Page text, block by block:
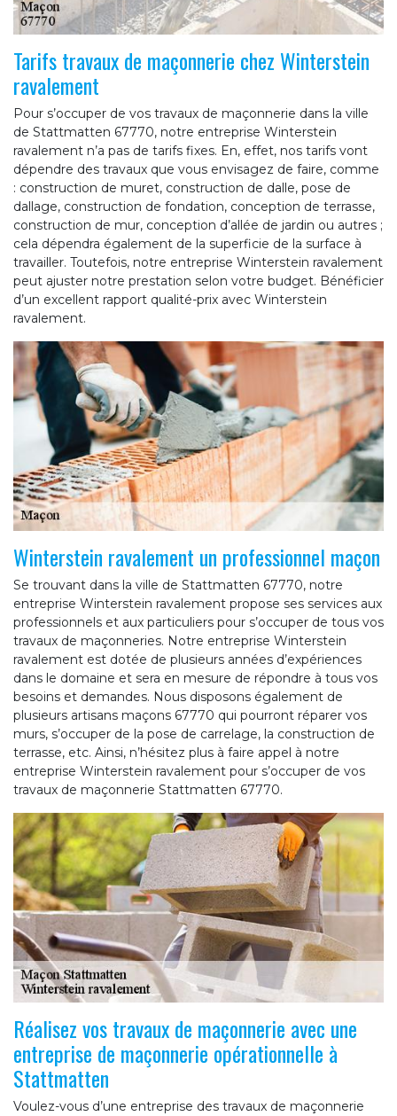
Tarifs travaux de maçonnerie chez Winterstein
ravalement
Pour s’occuper de vos travaux de maçonnerie dans la ville
de Stattmatten 67770, notre entreprise Winterstein
ravalement n’a pas de tarifs fixes. En, effet, nos tarifs vont
dépendre des travaux que vous envisagez de faire, comme
: construction de muret, construction de dalle, pose de
dallage, construction de fondation, conception de terrasse,
construction de mur, conception d’allée de jardin ou autres ;
cela dépendra également de la superficie de la surface à
travailler. Toutefois, notre entreprise Winterstein ravalement
peut ajuster notre prestation selon votre budget. Bénéficier
d’un excellent rapport qualité-prix avec Winterstein
ravalement.
Winterstein ravalement un professionnel maçon
Se trouvant dans la ville de Stattmatten 67770, notre
entreprise Winterstein ravalement propose ses services aux
professionnels et aux particuliers pour s’occuper de tous vos
travaux de maçonneries. Notre entreprise Winterstein
ravalement est dotée de plusieurs années d’expériences
dans le domaine et sera en mesure de répondre à tous vos
besoins et demandes. Nous disposons également de
plusieurs artisans maçons 67770 qui pourront réparer vos
murs, s’occuper de la pose de carrelage, la construction de
terrasse, etc. Ainsi, n’hésitez plus à faire appel à notre
entreprise Winterstein ravalement pour s’occuper de vos
travaux de maçonnerie Stattmatten 67770.
Réalisez vos travaux de maçonnerie avec une
entreprise de maçonnerie opérationnelle à
Stattmatten
Voulez-vous d’une entreprise des travaux de maçonnerie